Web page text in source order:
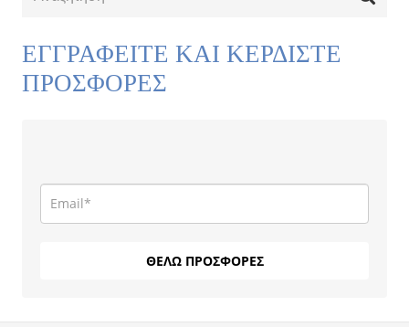
ΕΓΓΡΑΦΕΙΤΕ ΚΑΙ ΚΕΡΔΙΣΤΕ
ΠΡΟΣΦΟΡΕΣ
ΘΕΛΩ ΠΡΟΣΦΟΡΕΣ